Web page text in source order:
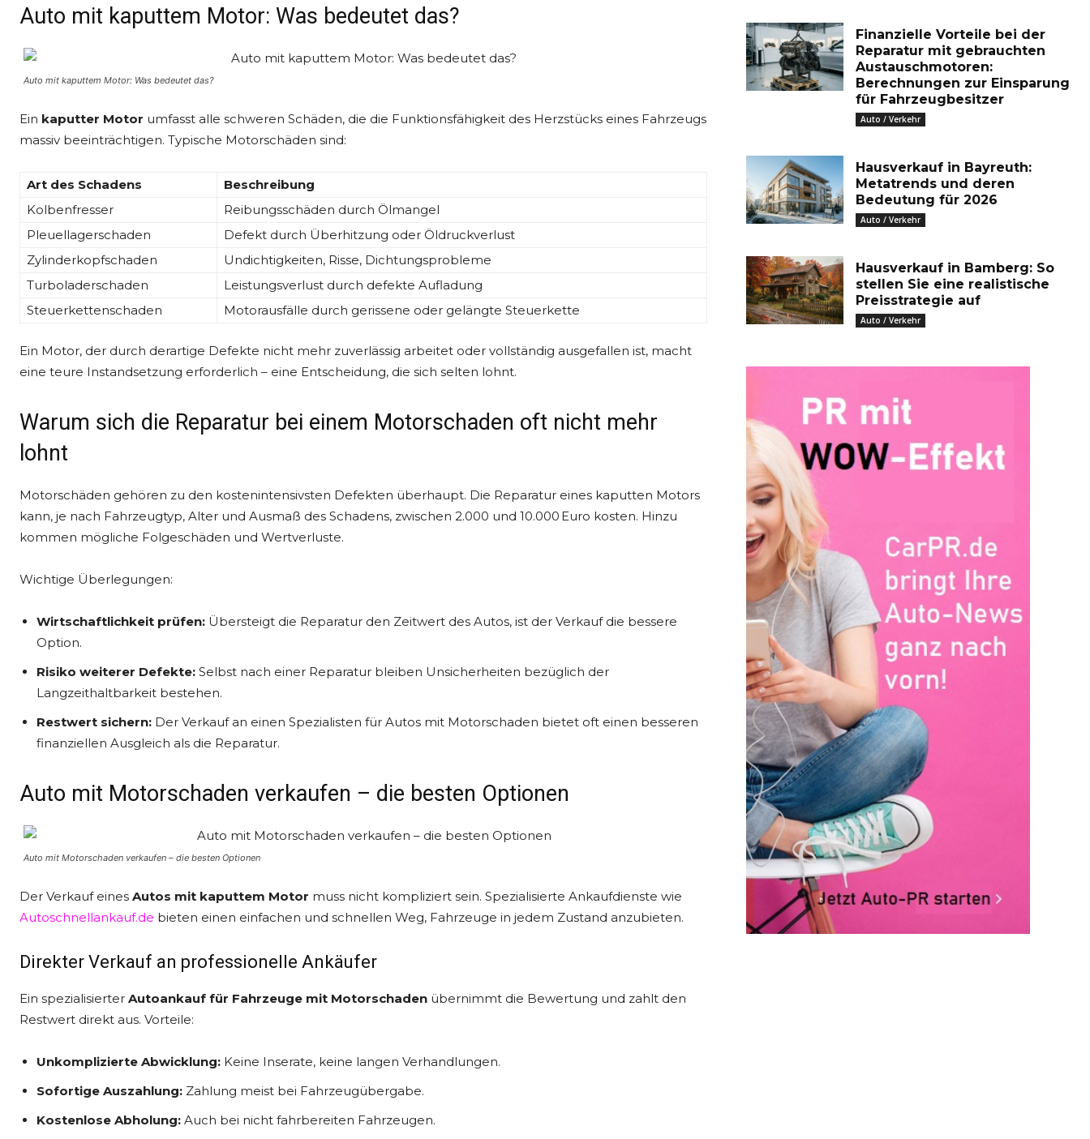
Auto mit kaputtem Motor: Was bedeutet das?
Auto mit kaputtem Motor: Was bedeutet das?
Ein kaputter Motor umfasst alle schweren Schäden, die die Funktionsfähigkeit des Herzstücks eines Fahrzeugs
massiv beeinträchtigen. Typische Motorschäden sind:
Art des Schadens
Beschreibung
Kolbenfresser
Reibungsschäden durch Ölmangel
Pleuellagerschaden
Defekt durch Überhitzung oder Öldruckverlust
Zylinderkopfschaden
Undichtigkeiten, Risse, Dichtungsprobleme
Turboladerschaden
Leistungsverlust durch defekte Aufladung
Steuerkettenschaden
Motorausfälle durch gerissene oder gelängte Steuerkette
Ein Motor, der durch derartige Defekte nicht mehr zuverlässig arbeitet oder vollständig ausgefallen ist, macht
eine teure Instandsetzung erforderlich – eine Entscheidung, die sich selten lohnt.
Warum sich die Reparatur bei einem Motorschaden oft nicht mehr
lohnt
Motorschäden gehören zu den kostenintensivsten Defekten überhaupt. Die Reparatur eines kaputten Motors
kann, je nach Fahrzeugtyp, Alter und Ausmaß des Schadens, zwischen 2.000 und 10.000 Euro kosten. Hinzu
kommen mögliche Folgeschäden und Wertverluste.
Wichtige Überlegungen:
Wirtschaftlichkeit prüfen: Übersteigt die Reparatur den Zeitwert des Autos, ist der Verkauf die bessere
Option.
Risiko weiterer Defekte: Selbst nach einer Reparatur bleiben Unsicherheiten bezüglich der
Langzeithaltbarkeit bestehen.
Restwert sichern: Der Verkauf an einen Spezialisten für Autos mit Motorschaden bietet oft einen besseren
finanziellen Ausgleich als die Reparatur.
Auto mit Motorschaden verkaufen – die besten Optionen
Auto mit Motorschaden verkaufen – die besten Optionen
Der Verkauf eines Autos mit kaputtem Motor muss nicht kompliziert sein. Spezialisierte Ankaufdienste wie
Autoschnellankauf.de bieten einen einfachen und schnellen Weg, Fahrzeuge in jedem Zustand anzubieten.
Direkter Verkauf an professionelle Ankäufer
Ein spezialisierter Autoankauf für Fahrzeuge mit Motorschaden übernimmt die Bewertung und zahlt den
Restwert direkt aus. Vorteile:
Unkomplizierte Abwicklung: Keine Inserate, keine langen Verhandlungen.
Sofortige Auszahlung: Zahlung meist bei Fahrzeugübergabe.
Kostenlose Abholung: Auch bei nicht fahrbereiten Fahrzeugen.
Finanzielle Vorteile bei der
Reparatur mit gebrauchten
Austauschmotoren:
Berechnungen zur Einsparung
für Fahrzeugbesitzer
Auto / Verkehr
Hausverkauf in Bayreuth:
Metatrends und deren
Bedeutung für 2026
Auto / Verkehr
Hausverkauf in Bamberg: So
stellen Sie eine realistische
Preisstrategie auf
Auto / Verkehr